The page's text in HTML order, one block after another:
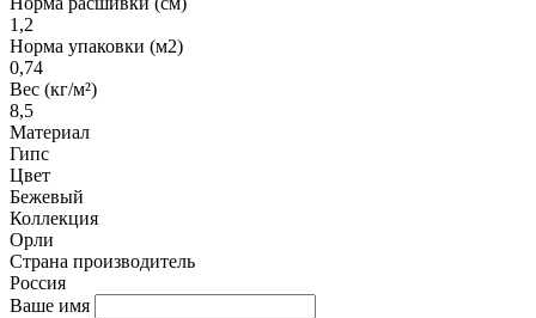
1,2
Норма упаковки (м2)
0,74
Вес (кг/м²)
8,5
Материал
Гипс
Цвет
Бежевый
Коллекция
Орли
Страна производитель
Россия
Ваше имя